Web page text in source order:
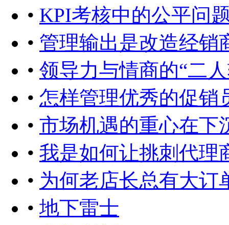
• KPI考核中的公平问
• 管理输出是改造经销
• 领导力与情商的“二
• 怎样管理优秀的促销
• 市场机遇的重心在下
• 我是如何让挑刺代理
• 为何老店长总有大订
• 地下雷士